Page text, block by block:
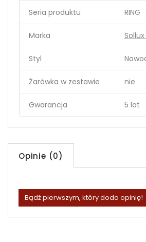
Seria produktu RING
Marka
Styl
Żarówka w zestawie nie
Gwarancja 5 lat
Opinie (0)
Bądź pierwszym, który doda opinię!